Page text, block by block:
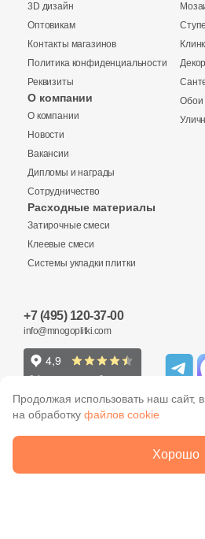
3D дизайн
Оптовикам
Контакты магазинов
Политика конфиденциальности
Реквизиты
О компании
О компании
Новости
Вакансии
Дипломы и награды
Сотрудничество
Расходные материалы
Затирочные смеси
Клеевые смеси
Системы укладки плитки
Обои
+7 (495) 120-37-00
info@mnogoplitki.com
2005-2026 © Много плитки. Цены
Продолжая использовать наш сайт,
на обработку файлов cookie
Хорошо